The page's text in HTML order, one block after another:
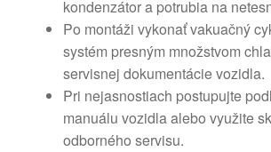
kondenzátor a potrubia na
Po montáži vykonať vakuačný
systém presným množstvom
servisnej dokumentácie vozidla.
Pri nejasnostiach postupujte
manuálu vozidla alebo využite
odborného servisu.